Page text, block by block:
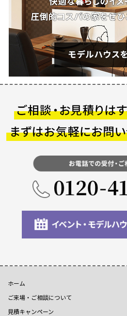
ホーム
ご来場・ご相談について
見積キャンペーン